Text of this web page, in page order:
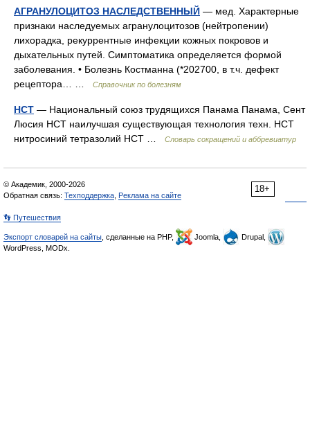
АГРАНУЛОЦИТОЗ НАСЛЕДСТВЕННЫЙ — мед. Характерные
признаки наследуемых агранулоцитозов (нейтропении)
лихорадка, рекуррентные инфекции кожных покровов и
дыхательных путей. Симптоматика определяется формой
заболевания. • Болезнь Костманна (*202700, в т.ч. дефект
рецептора… …
Справочник по болезням
НСТ — Национальный союз трудящихся Панама Панама, Сент
Люсия НСТ наилучшая существующая технология техн. НСТ
нитросиний тетразолий НСТ …
Словарь сокращений и аббревиатур
18+
© Академик, 2000-2026
Обратная связь: Техподдержка Реклама на сайте
👣 Путешествия
Экспорт словарей на сайты , сделанные на PHP, Joomla,
Drupal,
WordPress, MODx.